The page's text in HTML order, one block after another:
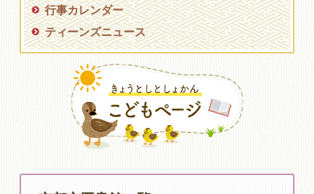
行事カレンダー
ティーンズニュース